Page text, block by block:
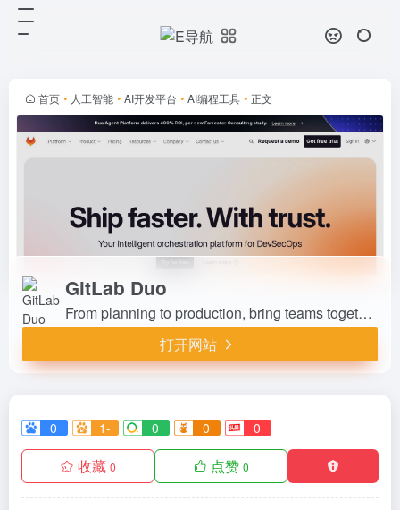
首页 • 人工智能 • AI开发平台 • AI编程工具 • 正文
GitLab Duo
From planning to production, bring teams together in one application. Ship secure code more efficiently to deliver value faster.
打开网站
0 1- 0 0 0
收藏 0 点赞 0
Ship secur...